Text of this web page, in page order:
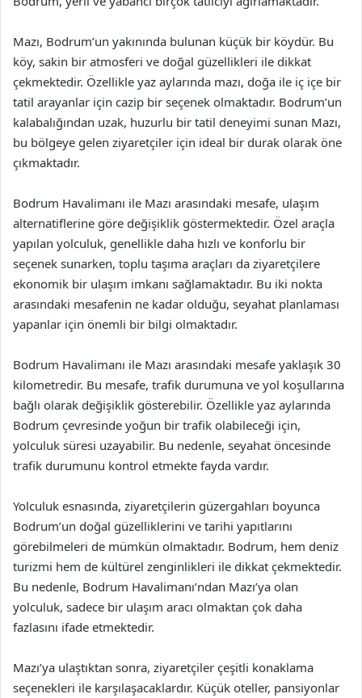
Mazı, Bodrum’un yakınında bulunan küçük bir köydür. Bu
köy, sakin bir atmosferi ve doğal güzellikleri ile dikkat
çekmektedir. Özellikle yaz aylarında mazı, doğa ile iç içe bir
tatil arayanlar için cazip bir seçenek olmaktadır. Bodrum’un
kalabalığından uzak, huzurlu bir tatil deneyimi sunan Mazı,
bu bölgeye gelen ziyaretçiler için ideal bir durak olarak öne
çıkmaktadır.
Bodrum Havalimanı ile Mazı arasındaki mesafe, ulaşım
alternatiflerine göre değişiklik göstermektedir. Özel araçla
yapılan yolculuk, genellikle daha hızlı ve konforlu bir
seçenek sunarken, toplu taşıma araçları da ziyaretçilere
ekonomik bir ulaşım imkanı sağlamaktadır. Bu iki nokta
arasındaki mesafenin ne kadar olduğu, seyahat planlaması
yapanlar için önemli bir bilgi olmaktadır.
Bodrum Havalimanı ile Mazı arasındaki mesafe yaklaşık 30
kilometredir. Bu mesafe, trafik durumuna ve yol koşullarına
bağlı olarak değişiklik gösterebilir. Özellikle yaz aylarında
Bodrum çevresinde yoğun bir trafik olabileceği için,
yolculuk süresi uzayabilir. Bu nedenle, seyahat öncesinde
trafik durumunu kontrol etmekte fayda vardır.
Yolculuk esnasında, ziyaretçilerin güzergahları boyunca
Bodrum’un doğal güzelliklerini ve tarihi yapıtlarını
görebilmeleri de mümkün olmaktadır. Bodrum, hem deniz
turizmi hem de kültürel zenginlikleri ile dikkat çekmektedir.
Bu nedenle, Bodrum Havalimanı’ndan Mazı’ya olan
yolculuk, sadece bir ulaşım aracı olmaktan çok daha
fazlasını ifade etmektedir.
Mazı’ya ulaştıktan sonra, ziyaretçiler çeşitli konaklama
seçenekleri ile karşılaşacaklardır. Küçük oteller, pansiyonlar